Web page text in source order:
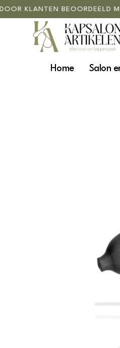
KLANTEN BEOORDEELD
Home Salon